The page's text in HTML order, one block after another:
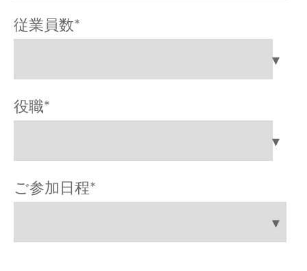
従業員数*
役職*
ご参加日程*